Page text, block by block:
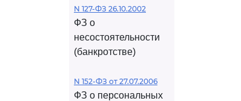
N 127-ФЗ 26.10.2002
ФЗ о
несостоятельности
(банкротстве)
N 152-ФЗ от 27.07.2006
ФЗ о персональных